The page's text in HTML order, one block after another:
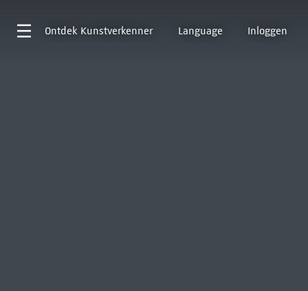
Ontdek Kunstverkenner Language Inloggen